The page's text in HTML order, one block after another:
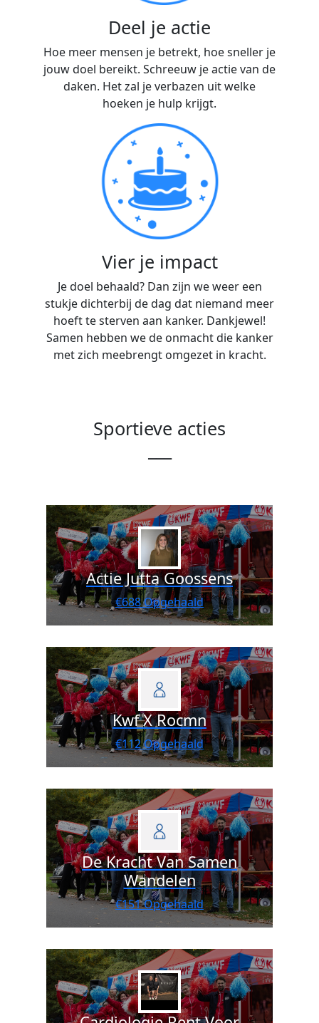
Deel je actie
Hoe meer mensen je betrekt, hoe sneller je
jouw doel bereikt. Schreeuw je actie van de
daken. Het zal je verbazen uit welke
hoeken je hulp krijgt.
Vier je impact
Je doel behaald? Dan zijn we weer een
stukje dichterbij de dag dat niemand meer
hoeft te sterven aan kanker. Dankjewel!
Samen hebben we de onmacht die kanker
met zich meebrengt omgezet in kracht.
Sportieve acties
Actie Jutta Goossens
€688 Opgehaald
Kwf X Rocmn
€112 Opgehaald
De Kracht Van Samen
Wandelen
€151 Opgehaald